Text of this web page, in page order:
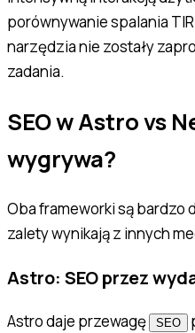
porównywanie spalania
narzędzia nie zostały
zadania.
SEO w Astro vs
wygrywa?
Oba frameworki są bardzo
zalety wynikają z innych
Astro: SEO przez
Astro daje przewagę SEO